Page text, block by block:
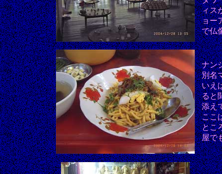
ィス
ョー
で仏
ナン
別名
いえ
ると
添え
ここ
とこ
屋で